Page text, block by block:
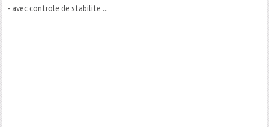
- avec controle de stabilite ...